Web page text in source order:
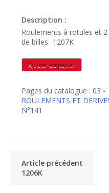
Description :
Roulements à rotules et 2
de billes -1207K
quantité
de
Ajouter au panier
Pages du catalogue :03 -
ROULEMENTS ET
N°141
Article précédent
1206K